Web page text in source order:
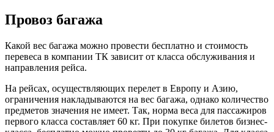
Провоз багажа
Какой вес багажа можно провести бесплатно и стоимость
перевеса в компании ТК зависит от класса обслуживания и
направления рейса.
На рейсах, осуществляющих перелет в Европу и Азию,
ограничения накладываются на вес багажа, однако количество
предметов значения не имеет. Так, норма веса для пассажиров
первого класса составляет 60 кг. При покупке билетов бизнес-